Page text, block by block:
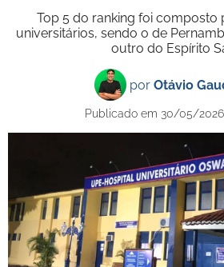
Top 5 do ranking foi composto
universitários, sendo o de
outro do Espírito
por Otávio
Publicado em 30/05/